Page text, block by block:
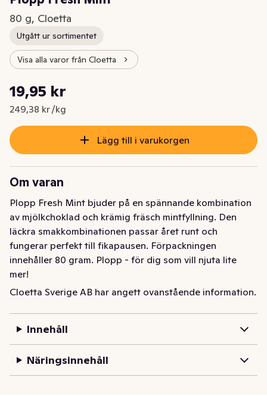
80 g, Cloetta
Utgått ur sortimentet
Visa alla varor från Cloetta
Nuvarande pris är: 19,95 kr
19,95 kr
249,38 kr /kg
Styckpris: 249,38 kr /kg
Lägg till i varukorgen
Om varan
Plopp Fresh Mint bjuder på en spännande kombination
av mjölkchoklad och krämig fräsch mintfyllning. Den
läckra smakkombinationen passar året runt och
fungerar perfekt till fikapausen. Förpackningen
innehåller 80 gram. Plopp - för dig som vill njuta lite
mer!
Plopp Fresh Mint bjuder på en spännande kombination
fungerar perfekt till fikapausen. Förpackningen
mer!
Cloetta Sverige AB har angett ovanstående information.
Innehåll
Näringsinnehåll